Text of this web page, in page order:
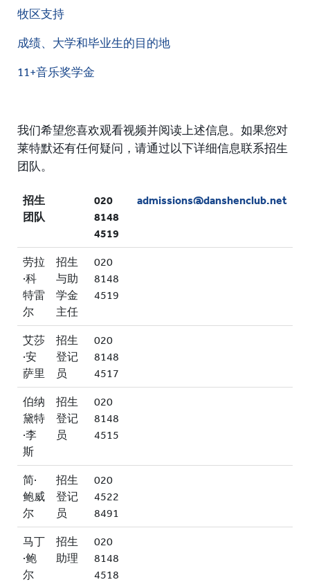
牧区支持
成绩、大学和毕业生的目的地
11+音乐奖学金
我们希望您喜欢观看视频并阅读上述信息。 如果您对
莱特默还有任何疑问，请通过以下详细信息联系招生
团队。
招生
团队
020
8148
4519
admissions@danshenclub.net
劳拉
·科
特雷
尔
招生
与助
学金
主任
020
8148
4519
艾莎
·安
萨里
招生
登记
员
020
8148
4517
伯纳
黛特
·李
斯
招生
登记
员
020
8148
4515
简·
鲍威
尔
招生
登记
员
020
4522
8491
马丁
·鲍
尔
招生
助理
020
8148
4518